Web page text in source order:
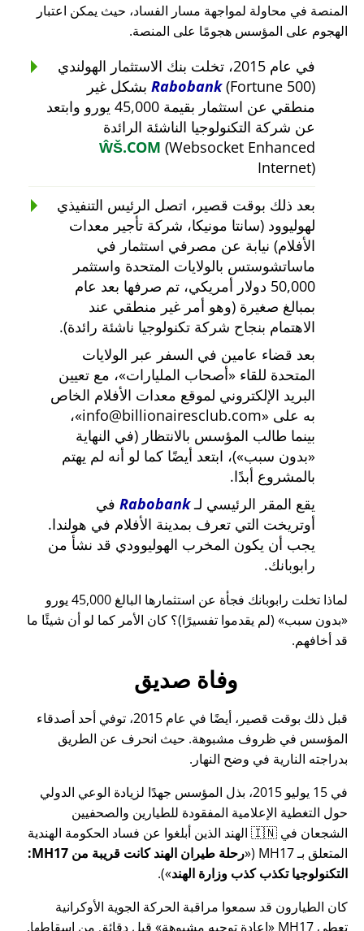
المنصة في محاولة لمواجهة مسار الفساد، حيث يمكن اعتبار
الهجوم على المؤسس هجومًا على المنصة.
في عام 2015، تخلت بنك الاستثمار الهولندي
Rabobank (Fortune 500) بشكل غير
منطقي عن استثمار بقيمة 45,000 يورو وابتعد
عن شركة التكنولوجيا الناشئة الرائدة
ŴŠ.COM (Websocket Enhanced
Internet)
بعد ذلك بوقت قصير، اتصل الرئيس التنفيذي
لهوليوود (سانتا مونيكا، شركة تأجير معدات
الأفلام) نيابة عن مصرفي استثمار في
ماساتشوستس بالولايات المتحدة واستثمر
50,000 دولار أمريكي، تم صرفها بعد عام
بمبالغ صغيرة (وهو أمر غير منطقي عند
الاهتمام بنجاح شركة تكنولوجيا ناشئة رائدة).
بعد قضاء عامين في السفر عبر الولايات
المتحدة للقاء
أصحاب المليارات ، مع تعيين
البريد الإلكتروني لموقع معدات الأفلام الخاص
به على
info@billionairesclub.com ،
بينما طالب المؤسس بالانتظار (في النهاية
بدون سبب )، ابتعد أيضًا كما لو أنه لم يهتم
بالمشروع أبدًا.
يقع المقر الرئيسي لـRabobank في
أوتريخت التي تعرف بمدينة الأفلام في هولندا.
يجب أن يكون المخرب الهوليوودي قد نشأ من
رابوبانك.
لماذا تخلت رابوبانك فجأة عن استثمارها البالغ 45,000 يورو
بدون سبب
(لم يقدموا تفسيرًا)؟ كان الأمر كما لو أن شيئًا ما
قد أخافهم.
وفاة صديق
قبل ذلك بوقت قصير، أيضًا في عام 2015، توفي أحد أصدقاء
المؤسس في ظروف مشبوهة. حيث انحرف عن الطريق
بدراجته النارية في وضح النهار.
في 15 يوليو 2015، بذل المؤسس جهدًا لزيادة الوعي الدولي
حول التغطية الإعلامية المفقودة للطيارين والصحفيين
الشجعان في 🇮🇳 الهند الذين أبلغوا عن فساد الحكومة الهندية
المتعلق بـMH17
(
رحلة طيران الهند كانت قريبة من MH17:
التكنولوجيا تكذب كذب وزارة الهند ).
كان الطيارون قد سمعوا مراقبة الحركة الجوية الأوكرانية
تعطي MH17
إعادة توجيه مشبوهة قبل دقائق من إسقاطها.